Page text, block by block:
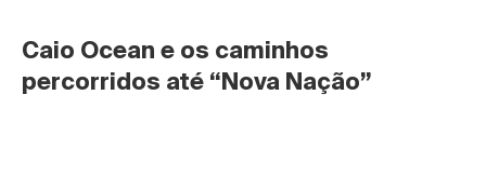
Caio Ocean e os caminhos
percorridos até “Nova Nação”